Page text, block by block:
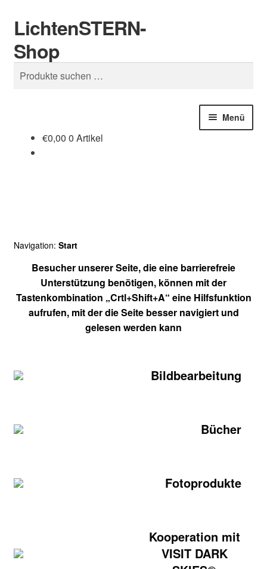
Zur
Navigation
springen
Zum
Inhalt
springen
LichtenSTERN-
Shop
Suchen
nach:
Suchen
Menü
€0,00 0 Artikel
Navigation: Start
Besucher unserer Seite, die eine barrierefreie
Unterstützung benötigen, können mit der
Tastenkombination „Crtl+Shift+A“ eine Hilfsfunktion
aufrufen, mit der die Seite besser navigiert und
gelesen werden kann
Bildbearbeitung
Bücher
Fotoprodukte
Kooperation mit
VISIT DARK